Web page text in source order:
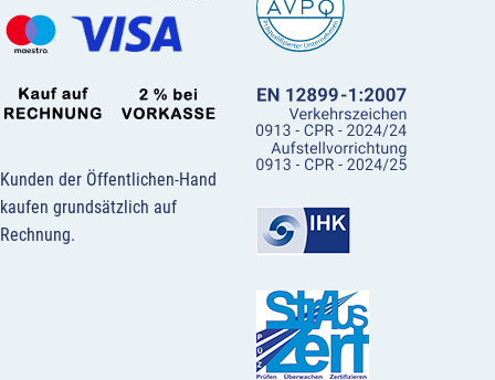
Kunden der Öffentlichen-Hand
kaufen grundsätzlich auf
Rechnung.